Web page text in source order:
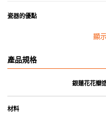
瓷器的優點
• 耐熱性極佳，適用於微波爐，也可
• 可用於洗碗機。
• 合乎食用安全的塗層表面，幾乎不
*不可直接用於熱源上
產品規格
銀蓮花花瓣
材料